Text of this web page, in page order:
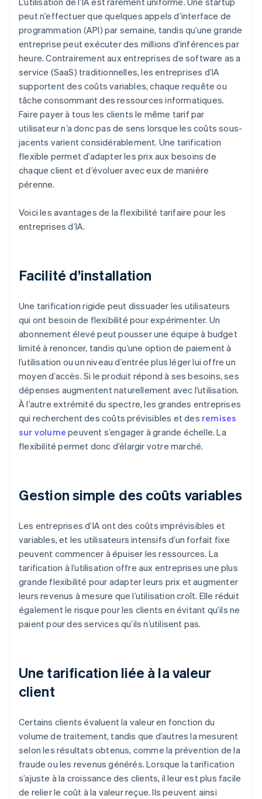
peut n’effectuer que quelques appels d’interface de
programmation (API) par semaine, tandis qu’une grande
entreprise peut exécuter des millions d’inférences par
heure. Contrairement aux entreprises de software as a
service (SaaS) traditionnelles, les entreprises d’IA
supportent des coûts variables, chaque requête ou
tâche consommant des ressources informatiques.
Faire payer à tous les clients le même tarif par
utilisateur n’a donc pas de sens lorsque les coûts sous-
jacents varient considérablement. Une tarification
flexible permet d’adapter les prix aux besoins de
chaque client et d’évoluer avec eux de manière
pérenne.
Voici les avantages de la flexibilité tarifaire pour les
entreprises d’IA.
Facilité d’installation
Une tarification rigide peut dissuader les utilisateurs
qui ont besoin de flexibilité pour expérimenter. Un
abonnement élevé peut pousser une équipe à budget
limité à renoncer, tandis qu’une option de paiement à
l’utilisation ou un niveau d’entrée plus léger lui offre un
moyen d’accès. Si le produit répond à ses besoins, ses
dépenses augmentent naturellement avec l’utilisation.
À l’autre extrémité du spectre, les grandes entreprises
qui recherchent des coûts prévisibles et des remises
sur volume peuvent s’engager à grande échelle. La
flexibilité permet donc d’élargir votre marché.
Gestion simple des coûts variables
Les entreprises d’IA ont des coûts imprévisibles et
variables, et les utilisateurs intensifs d’un forfait fixe
peuvent commencer à épuiser les ressources. La
tarification à l’utilisation offre aux entreprises une plus
grande flexibilité pour adapter leurs prix et augmenter
leurs revenus à mesure que l’utilisation croît. Elle réduit
également le risque pour les clients en évitant qu’ils ne
paient pour des services qu’ils n’utilisent pas.
Une tarification liée à la valeur
client
Certains clients évaluent la valeur en fonction du
volume de traitement, tandis que d’autres la mesurent
selon les résultats obtenus, comme la prévention de la
fraude ou les revenus générés. Lorsque la tarification
s’ajuste à la croissance des clients, il leur est plus facile
de relier le coût à la valeur reçue. Ils peuvent ainsi